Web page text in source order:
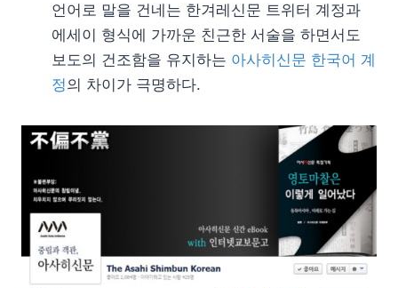
언어로 말을 건네는 한겨레신문 트위터 계정과
에세이 형식에 가까운 친근한 서술을 하면서도
보도의 건조함을 유지하는 아사히신문 한국어 계
정의 차이가 극명하다.